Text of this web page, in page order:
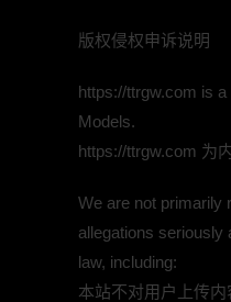
版权侵权申诉说明
https://ttrgw.com is
Models.
https://ttrgw.com 为
We are not primarily
allegations seriously
law, including:
本站不对用户上传